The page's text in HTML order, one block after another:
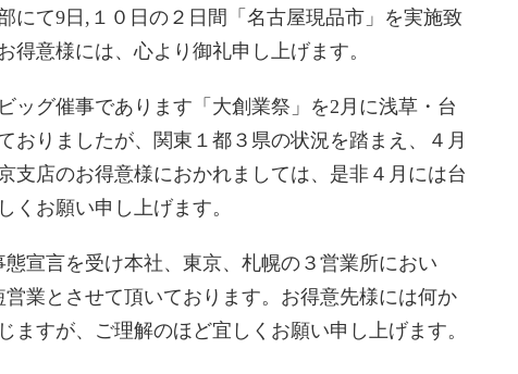
にて9日,１０日の２日間「名古屋現品市」を実施致
得意様には、心より御礼申し上げます。
グ催事であります「大創業祭」を2月に浅草・台
おりましたが、関東１都３県の状況を踏まえ、４月
支店のお得意様におかれましては、是非４月には台
くお願い申し上げます。
宣言を受け本社、東京、札幌の３営業所におい
業とさせて頂いております。お得意先様には何か
ますが、ご理解のほど宜しくお願い申し上げます。